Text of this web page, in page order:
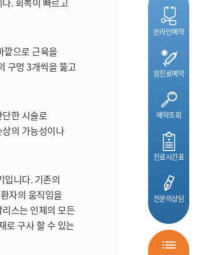
온라인예약
암진료예약
예약조회
진료시간표
전문의상담
깥으로 근육을
구멍 3개씩을 뚫고
한 시술로
의 가능성이나
입니다. 기존의
자의 움직임을
스는 인체의 모든
로 구사 할 수 있는